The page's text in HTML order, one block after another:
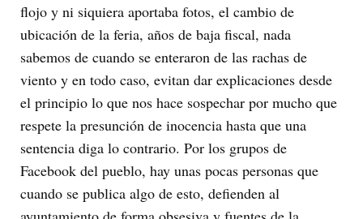
flojo y ni siquiera aportaba fotos, el cambio de
ubicación de la feria, años de baja fiscal, nada
sabemos de cuando se enteraron de las rachas de
viento y en todo caso, evitan dar explicaciones desde
el principio lo que nos hace sospechar por mucho que
respete la presunción de inocencia hasta que una
sentencia diga lo contrario. Por los grupos de
Facebook del pueblo, hay unas pocas personas que
cuando se publica algo de esto, defienden al